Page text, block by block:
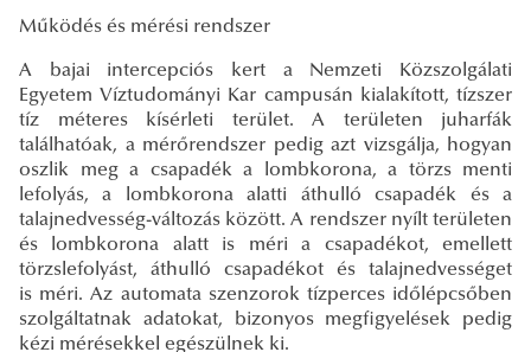
Működés és mérési rendszer
A bajai intercepciós kert a Nemzeti Közszolgálati
Egyetem Víztudományi Kar campusán kialakított, tízszer
tíz méteres kísérleti terület. A területen juharfák
találhatóak, a mérőrendszer pedig azt vizsgálja, hogyan
oszlik meg a csapadék a lombkorona, a törzs menti
lefolyás, a lombkorona alatti áthulló csapadék és a
talajnedvesség-változás között. A rendszer nyílt területen
és lombkorona alatt is méri a csapadékot, emellett
törzslefolyást, áthulló csapadékot és talajnedvességet
is méri. Az automata szenzorok tízperces időlépcsőben
szolgáltatnak adatokat, bizonyos megfigyelések pedig
kézi mérésekkel egészülnek ki.